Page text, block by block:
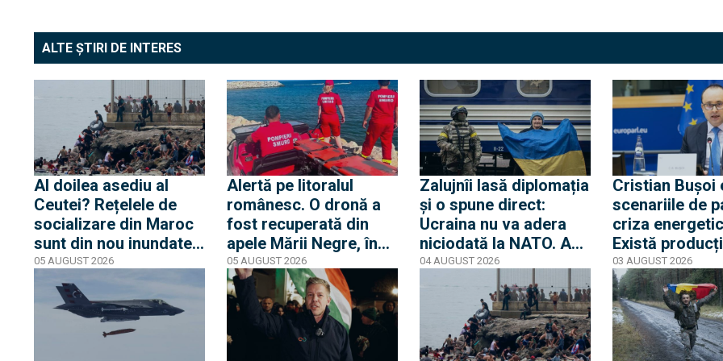
ALTE ȘTIRI DE INTERES
Al doilea asediu al
Ceutei? Rețelele de
socializare din Maroc
sunt din nou inundate
de mesaje pentru o
nouă mobilizare către
orașul spaniol
05 AUGUST 2026
Alertă pe litoralul
românesc. O dronă a
fost recuperată din
apele Mării Negre, în
apropierea plajei Loft
din Mamaia
05 AUGUST 2026
Zalujnîi lasă diplomația
și o spune direct:
Ucraina nu va adera
niciodată la NATO. Am
auzit 12 ani povești
privind aderarea
noastră
04 AUGUST 2026
Cristian Bușoi
scenariile de
criza
Există
internă stabilă
alimentăm
03 AUGUST 2026